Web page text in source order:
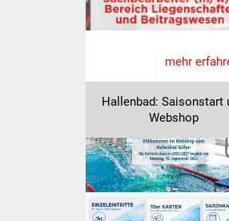
IKG
mehr
Hallenbad: Saisonstart
Webshop